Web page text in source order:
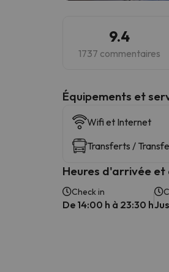
9.4
1737 commentaires
​Équipements et
Wifi et Internet
Transferts /
Heures d'arrivée
Check in
De 14:00 h à 23:30 h